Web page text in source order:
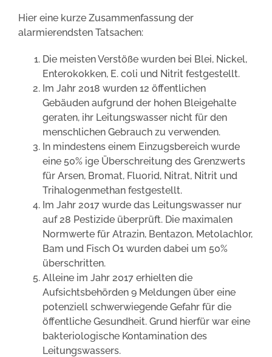
Hier eine kurze Zusammenfassung der
alarmierendsten Tatsachen:
Die meisten Verstöße wurden bei Blei, Nickel,
Enterokokken, E. coli und Nitrit festgestellt.
Im Jahr 2018 wurden 12 öffentlichen
Gebäuden aufgrund der hohen Bleigehalte
geraten, ihr Leitungswasser nicht für den
menschlichen Gebrauch zu verwenden.
In mindestens einem Einzugsbereich wurde
eine 50% ige Überschreitung des Grenzwerts
für Arsen, Bromat, Fluorid, Nitrat, Nitrit und
Trihalogenmethan festgestellt.
Im Jahr 2017 wurde das Leitungswasser nur
auf 28 Pestizide überprüft. Die maximalen
Normwerte für Atrazin, Bentazon, Metolachlor,
Bam und Fisch O1 wurden dabei um 50%
überschritten.
Alleine im Jahr 2017 erhielten die
Aufsichtsbehörden 9 Meldungen über eine
potenziell schwerwiegende Gefahr für die
öffentliche Gesundheit. Grund hierfür war eine
bakteriologische Kontamination des
Leitungswassers.